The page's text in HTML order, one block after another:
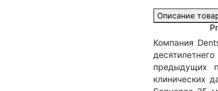
Описание
Компания
предыдущих
клинических